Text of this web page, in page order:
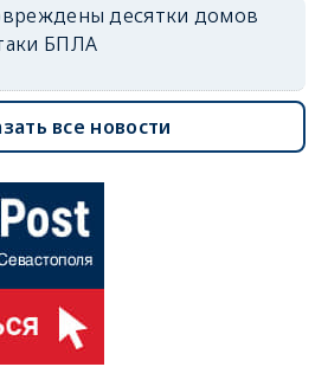
десятки домов
БПЛА
все новости